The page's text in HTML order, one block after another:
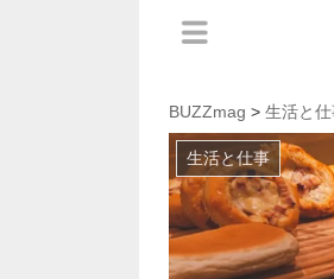
BUZZmag > 生活と
生活と仕事